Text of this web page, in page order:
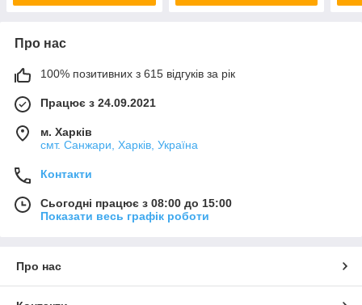
Про нас
100% позитивних з 615 відгуків за рік
Працює з 24.09.2021
м. Харків
смт. Санжари, Харків, Україна
Контакти
Сьогодні працює з 08:00 до 15:00
Показати весь графік роботи
Про нас